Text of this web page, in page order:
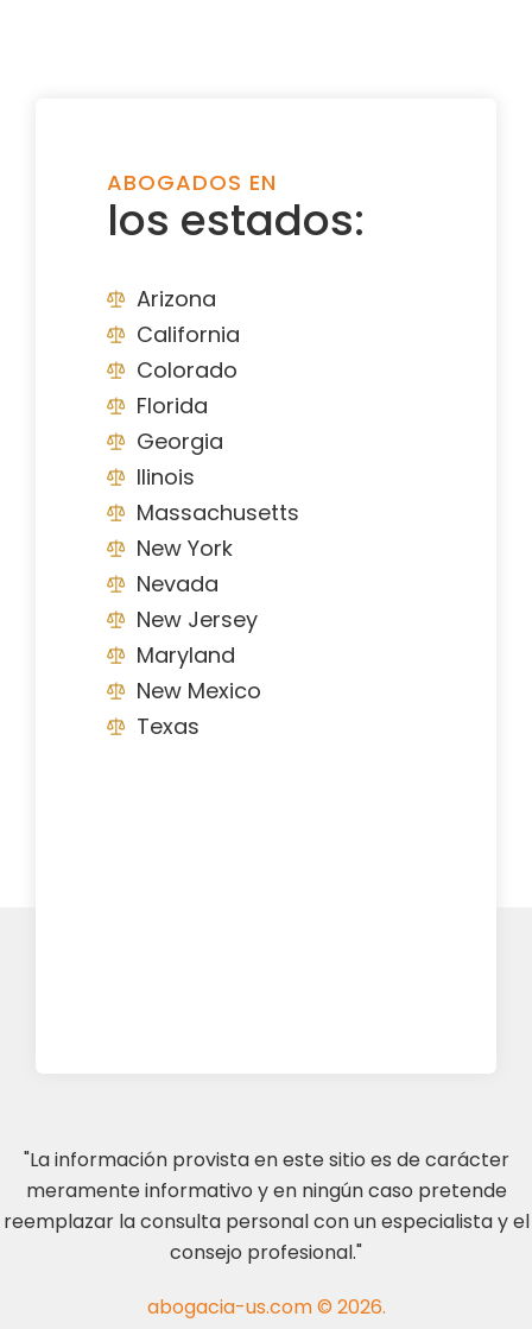
ABOGADOS EN
los estados:
Arizona
California
Colorado
Florida
Georgia
Ilinois
Massachusetts
New York
Nevada
New Jersey
Maryland
New Mexico
Texas
"La información provista en este sitio es de carácter
meramente informativo y en ningún caso pretende
reemplazar la consulta personal con un especialista y el
consejo profesional."
abogacia-us.com © 2026.